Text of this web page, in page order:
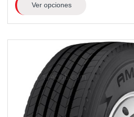
Ver opciones